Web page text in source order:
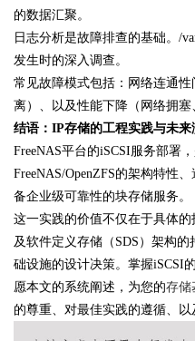
的数据汇聚。
日志分析是故障排查的基础。/
发生时的深入调查。
常见故障模式包括：网络连通
离）、以及性能下降（网络拥
结语：IP存储的工程实践与未来
FreeNAS平台的iSCSI服务部署
FreeNAS/OpenZFS的架构特性
备企业级可靠性的块存储服务。
这一实践的价值不仅在于具体
及软件定义存储（SDS）架构
础设施的设计决策。掌握iSCSI
愿本文的系统阐述，为您的存储
的尊重、对最佳实践的遵循、